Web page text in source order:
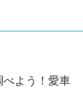
べよう！愛車